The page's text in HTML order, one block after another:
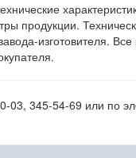
продукции.
изготовителя. Все
345-54-69 или по